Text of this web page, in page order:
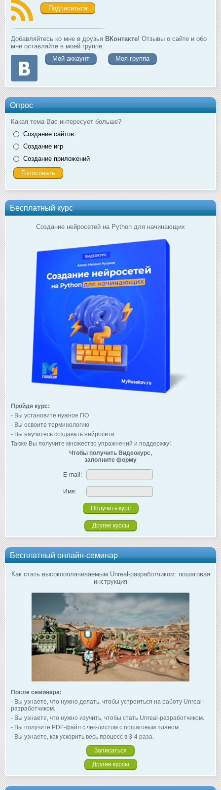
Подписаться
Добавляйтесь ко мне в друзья ВКонтакте! Отзывы о сайте и обо
мне оставляйте в моей группе.
Мой аккаунт
Моя группа
Опрос
Какая тема Вас интересует больше?
Создание сайтов
Создание игр
Создание приложений
Бесплатный курс
Создание нейросетей на Python для начинающих
Пройдя курс:
- Вы установите нужное ПО
- Вы освоите терминологию
- Вы научитесь создавать нейросети
Также Вы получите множество упражнений и поддержку!
Чтобы получить Видеокурс,
заполните форму
E-mail:
Имя:
Другие курсы
Бесплатный онлайн-семинар
Как стать высокооплачиваемым Unreal-разработчиком: пошаговая
инструкция
После семинара:
- Вы узнаете, что нужно делать, чтобы устроиться на работу Unreal-
разработчиком.
- Вы узнаете, что нужно изучить, чтобы стать Unreal-разработчиком.
- Вы получите PDF-файл с чек-листом с пошаговым планом.
- Вы узнаете, как ускорить весь процесс в 3-4 раза.
Записаться
Другие курсы